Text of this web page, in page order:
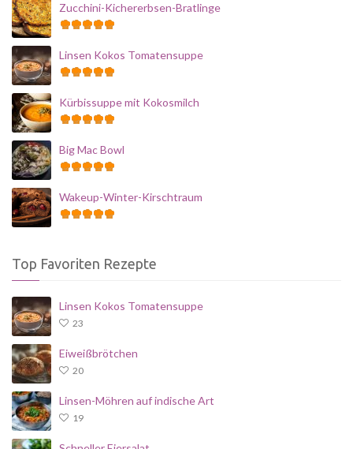
Zucchini-Kichererbsen-Bratlinge
Linsen Kokos Tomatensuppe
Kürbissuppe mit Kokosmilch
Big Mac Bowl
Wakeup-Winter-Kirschtraum
Top Favoriten Rezepte
Linsen Kokos Tomatensuppe
23
Eiweißbrötchen
20
Linsen-Möhren auf indische Art
19